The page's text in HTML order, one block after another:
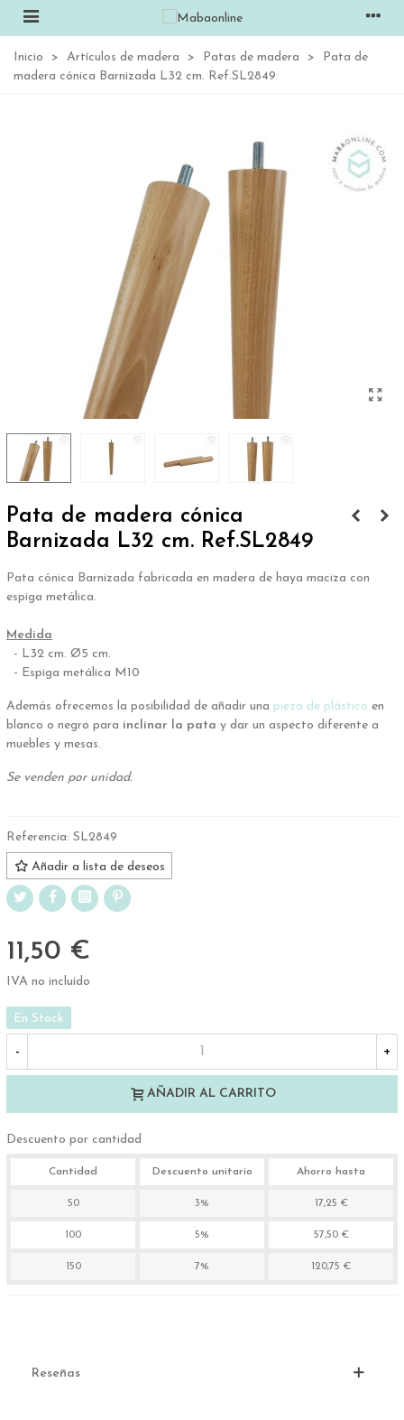
Inicio > Artículos de madera > Patas de madera >
Pata de
madera cónica Barnizada L32 cm. Ref.SL2849
Pata de madera cónica
Barnizada L32 cm. Ref.SL2849
Pata cónica Barnizada fabricada en madera de haya maciza con
espiga metálica.
Medida
- L32 cm. Ø5 cm.
- Espiga metálica M10
Además ofrecemos la posibilidad de añadir una pieza de plástico en
blanco o negro para inclinar la pata y dar un aspecto diferente a
muebles y mesas.
Se venden por unidad.
Referencia: SL2849
Añadir a lista de deseos
11,50 €
IVA no incluído
En Stock
- +
AÑADIR AL CARRITO
Descuento por cantidad
Cantidad Descuento unitario Ahorro hasta
50 3% 17,25 €
100 5% 57,50 €
150 7% 120,75 €
Reseñas